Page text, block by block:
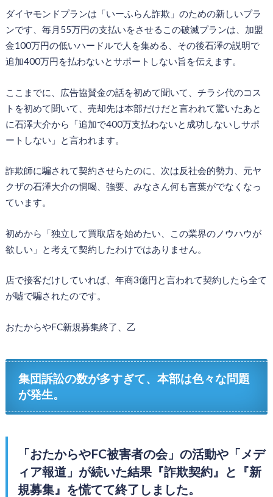
ダイヤモンドプランは「いーふらん詐欺」のための新しいプラ
ンです、毎月55万円の支払いをさせるこの破滅プランは、加盟
金100万円の低いハードルで人を集める、その後石澤の説明で
追加400万円を払わないとサポートしない旨を伝えます。
ここまでに、広告協賛金の話を初めて聞いて、チラシ代のコス
トを初めて聞いて、売却先は本部だけだと言われて驚いたあと
に石澤大介から「追加で400万支払わないと成功しないしサポ
ートしない」と言われます。
詐欺師に騙されて契約させらたのに、次は反社会的勢力、元ヤ
クザの石澤大介の恫喝、強要、みなさん何も言葉がでなくなっ
ています。
初めから「独立して買取店を始めたい、この業界のノウハウが
欲しい」と考えて契約したわけではありません。
店で接客だけしていれば、年商3億円と言われて契約したら全て
が嘘で騙されたのです。
おたからやFC新規募集終了、乙
集団訴訟の数が多すぎて、本部は色々な問題
が発生。
「おたからやFC被害者の会」の活動や「メデ
ィア報道」が続いた結果『詐欺契約』と『新
規募集』を慌てて終了しました。